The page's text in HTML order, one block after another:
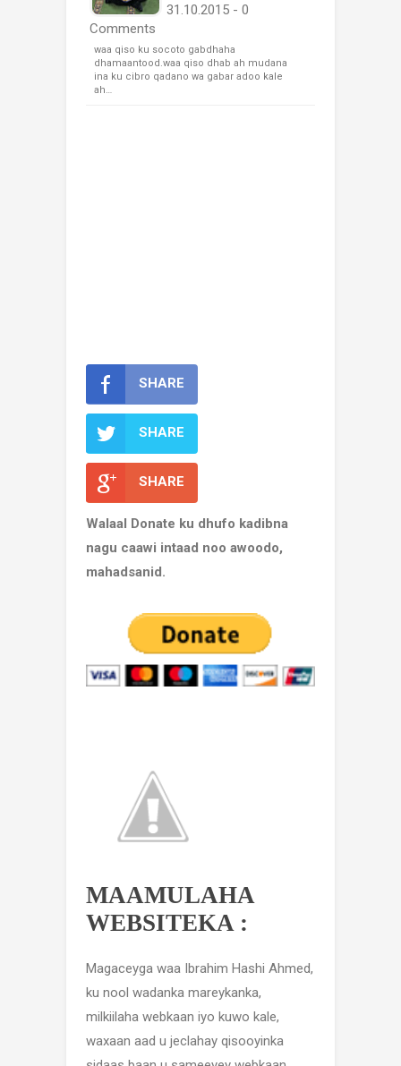
31.10.2015 - 0
Comments
waa qiso ku socoto gabdhaha
dhamaantood.waa qiso dhab ah mudana
ina ku cibro qadano wa gabar adoo kale
ah…
SHARE
SHARE
SHARE
Walaal Donate ku dhufo kadibna
nagu caawi intaad noo awoodo,
mahadsanid.
MAAMULAHA
WEBSITEKA :
Magaceyga waa Ibrahim Hashi Ahmed,
ku nool wadanka mareykanka,
milkiilaha webkaan iyo kuwo kale,
waxaan aad u jeclahay qisooyinka